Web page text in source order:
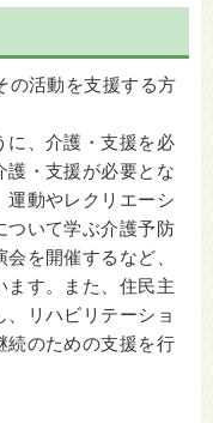
の活動を支援する方
に、介護・支援を必
護・支援が必要とな
運動やレクリエーシ
ついて学ぶ介護予防
を開催するなど、
ます。また、住民主
リハビリテーショ
続のための支援を行